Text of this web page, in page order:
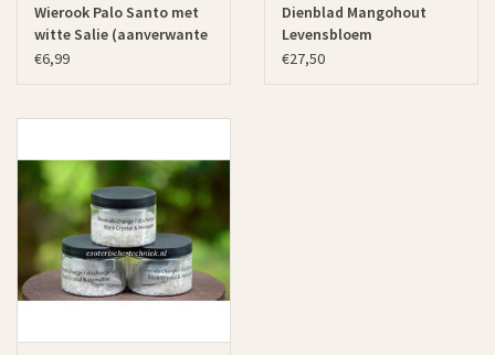
Wierook Palo Santo met
witte Salie (aanverwante
artikel)
€6,99
Dienblad Mangohout
Levensbloem
(aanverwant artikel)
€27,50